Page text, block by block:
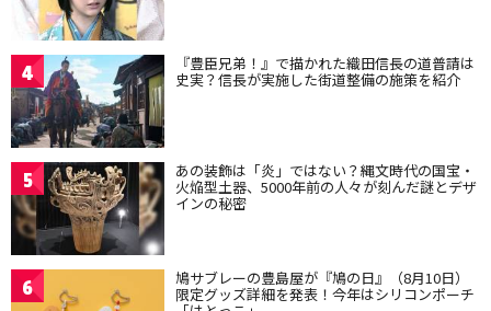
4 『豊臣兄弟！』で描かれた織田信長の道普請は
史実？信長が実施した街道整備の施策を紹介
5 あの装飾は「炎」ではない？縄文時代の国宝・
火焔型土器、5000年前の人々が刻んだ謎とデザ
インの秘密
6 鳩サブレーの豊島屋が『鳩の日』（8月10日）
限定グッズ詳細を発表！今年はシリコンポーチ